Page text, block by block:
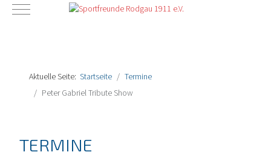
Mobile Menu Toggle
Aktuelle Seite: Startseite
Termine
Peter Gabriel Tribute Show
TERMINE